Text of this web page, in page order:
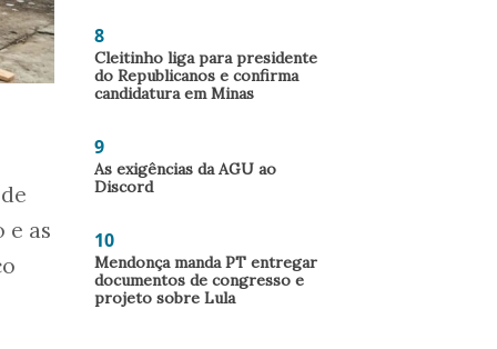
e as
8
Cleitinho liga para presidente
do Republicanos e confirma
candidatura em Minas
9
As exigências da AGU ao
Discord
10
Mendonça manda PT entregar
documentos de congresso e
projeto sobre Lula